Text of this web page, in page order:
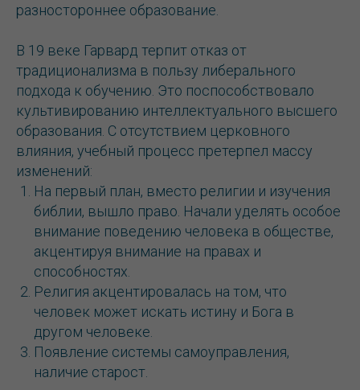
разностороннее образование.
В 19 веке Гарвард терпит отказ от
традиционализма в пользу либерального
подхода к обучению. Это поспособствовало
культивированию интеллектуального высшего
образования. С отсутствием церковного
влияния, учебный процесс претерпел массу
изменений:
На первый план, вместо религии и изучения
библии, вышло право. Начали уделять особое
внимание поведению человека в обществе,
акцентируя внимание на правах и
способностях.
Религия акцентировалась на том, что
человек может искать истину и Бога в
другом человеке.
Появление системы самоуправления,
наличие старост.